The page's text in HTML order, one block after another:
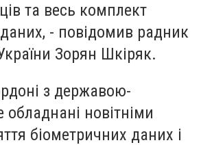
та весь комплект
- повідомив радник
Зорян Шкіряк.
з державою-
новітніми
біометричних даних і